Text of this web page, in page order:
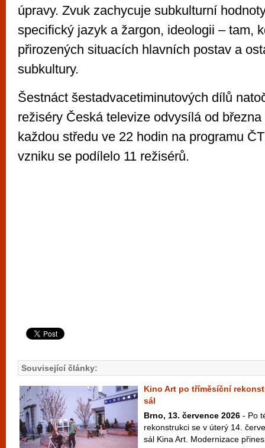
úpravy. Zvuk zachycuje subkulturní
specifický jazyk a žargon, ideologii – tam,
přirozených situacích hlavních postav a
subkultury.
Šestnáct šestadvacetiminutových dílů
režiséry Česká televize odvysílá od
každou středu ve 22 hodin na programu
vzniku se podílelo 11 režisérů.
Související články:
Kino Art po tříměsíční
sál
Brno, 13. července 2026 - Po
rekonstrukci se v úterý 14.
sál Kina Art. Modernizace